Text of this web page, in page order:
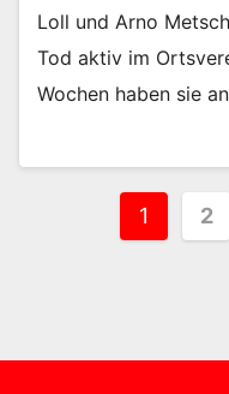
Loll und Arno
Tod aktiv im
Wochen haben sie
1 2